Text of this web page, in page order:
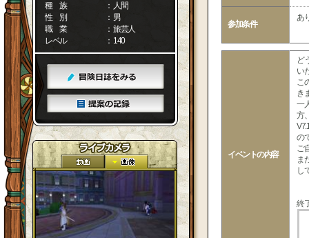
種 族
： 人間
性 別
： 男
職 業
： 旅芸人
レベル
： 140
参加条件
あ
イベントの内容
ど
い
こ
き
一
方
の
ご
ま
し
終